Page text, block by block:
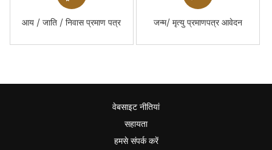
आय / जाति / निवास प्रमाण पत्र जन्म/ मृत्यु प्रमाणपत्र आवेदन
वेबसाइट नीतियां
सहायता
हमसे संपर्क करें